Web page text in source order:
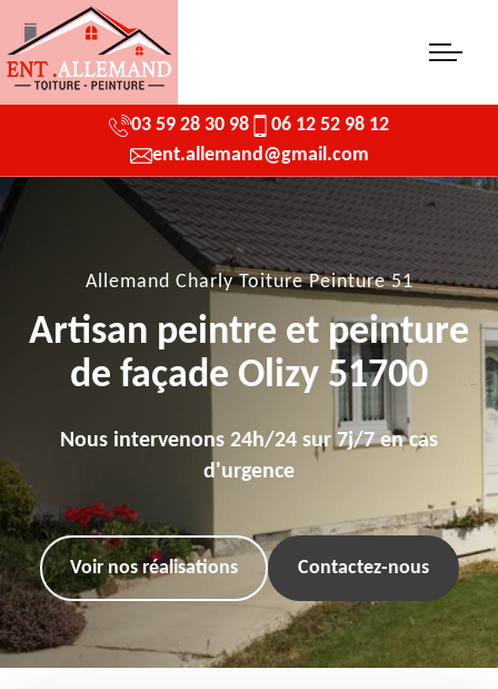
03 59 28 30 98
06 12 52 98 12
ent.allemand@gmail.com
Allemand Charly Toiture Peinture 51
Artisan peintre et peinture
de façade Olizy 51700
Nous intervenons 24h/24 sur 7j/7 en cas
d'urgence
Voir nos réalisations Contactez-nous